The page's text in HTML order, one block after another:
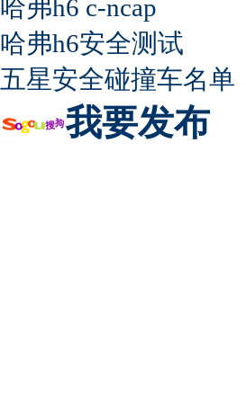
哈弗h6 c-ncap
哈弗h6安全测试
五星安全碰撞车名单
我要发布